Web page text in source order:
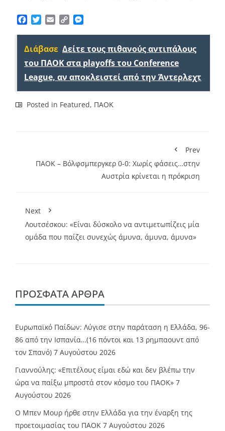
Facebook
TwitterEmailCopy
Διάβασε Δείτε τους πιθανούς αντιπάλους
του ΠΑΟΚ στα playoffs του Conference
League, αν αποκλειστεί από την Άντερλεχτ
Posted in Featured, ΠΑΟΚ
Prev
ΠΑΟΚ – Βόλφσμπεργκερ 0-0: Χωρίς φάσεις…στην
Αυστρία κρίνεται η πρόκριση
Next
Λουτσέσκου: «Είναι δύσκολο να αντιμετωπίζεις μία
ομάδα που παίζει συνεχώς άμυνα, άμυνα, άμυνα»
ΠΡΌΣΦΑΤΑ ΆΡΘΡΑ
Ευρωπαϊκό Παίδων: Λύγισε στην παράταση η Ελλάδα, 96-
86 από την Ισπανία…(16 πόντοι και 13 ρημπαουντ από
τον Σπανό) 7 Αυγούστου 2026
Γιαννούλης: «Επιτέλους είμαι εδώ και δεν βλέπω την
ώρα να παίξω μπροστά στον κόσμο του ΠΑΟΚ» 7
Αυγούστου 2026
O Mπεν Μουρ ήρθε στην Ελλάδα για την έναρξη της
προετοιμασίας του ΠΑΟΚ 7 Αυγούστου 2026